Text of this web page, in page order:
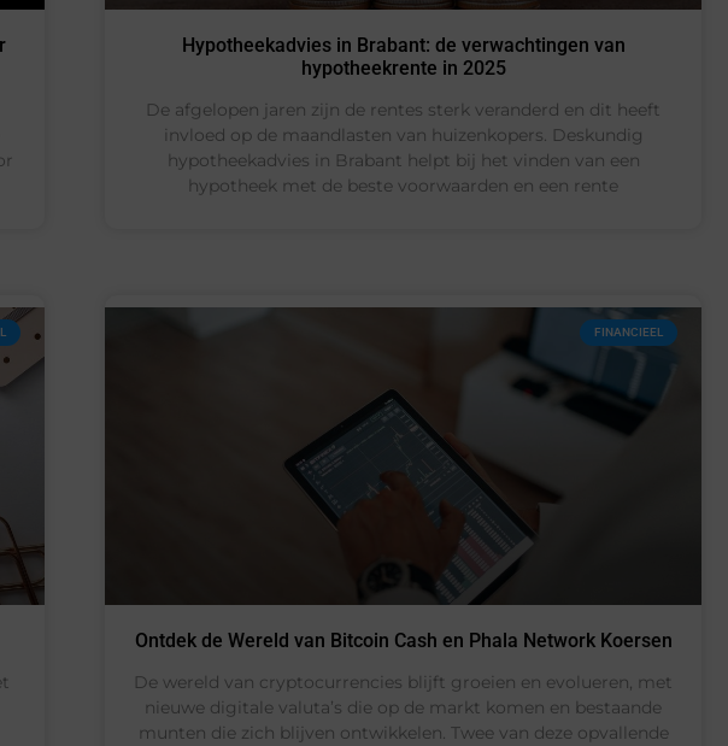
Hypotheekadvies in Brabant: de verwachtingen van
hypotheekrente in 2025
De afgelopen jaren zijn de rentes sterk veranderd en dit heeft
invloed op de maandlasten van huizenkopers. Deskundig
hypotheekadvies in Brabant helpt bij het vinden van een
hypotheek met de beste voorwaarden en een rente
FINANCIEEL
Ontdek de Wereld van Bitcoin Cash en Phala Network Koersen
De wereld van cryptocurrencies blijft groeien en evolueren, met
nieuwe digitale valuta’s die op de markt komen en bestaande
munten die zich blijven ontwikkelen. Twee van deze opvallende